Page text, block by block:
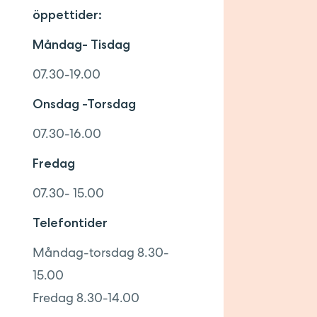
öppettider:
Måndag- Tisdag
07.30-19.00
Onsdag -Torsdag
07.30-16.00
Fredag
07.30- 15.00
Telefontider
Måndag-torsdag 8.30-
15.00
Fredag 8.30-14.00